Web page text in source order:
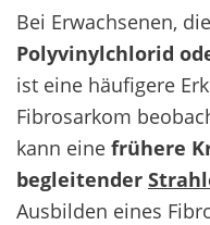
Bei Erwachsenen,
Polyvinylchlorid
ist eine häufigere
Fibrosarkom
kann eine frühere
begleitender
Ausbilden eines